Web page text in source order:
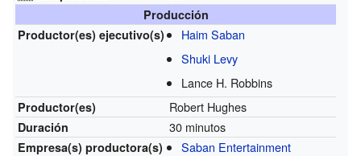
Producción
Productor(es) ejecutivo(s)
Haim Saban
Shuki Levy
Lance H. Robbins
Productor(es) Robert Hughes
Duración 30 minutos
Empresa(s) productora(s)
Saban Entertainment